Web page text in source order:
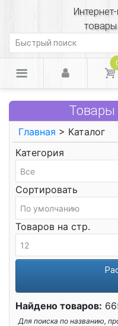
товары
Товары
Главная > Каталог
Категория
Сортировать
Товаров на стр.
Найдено товаров:
Для поиска по названию,